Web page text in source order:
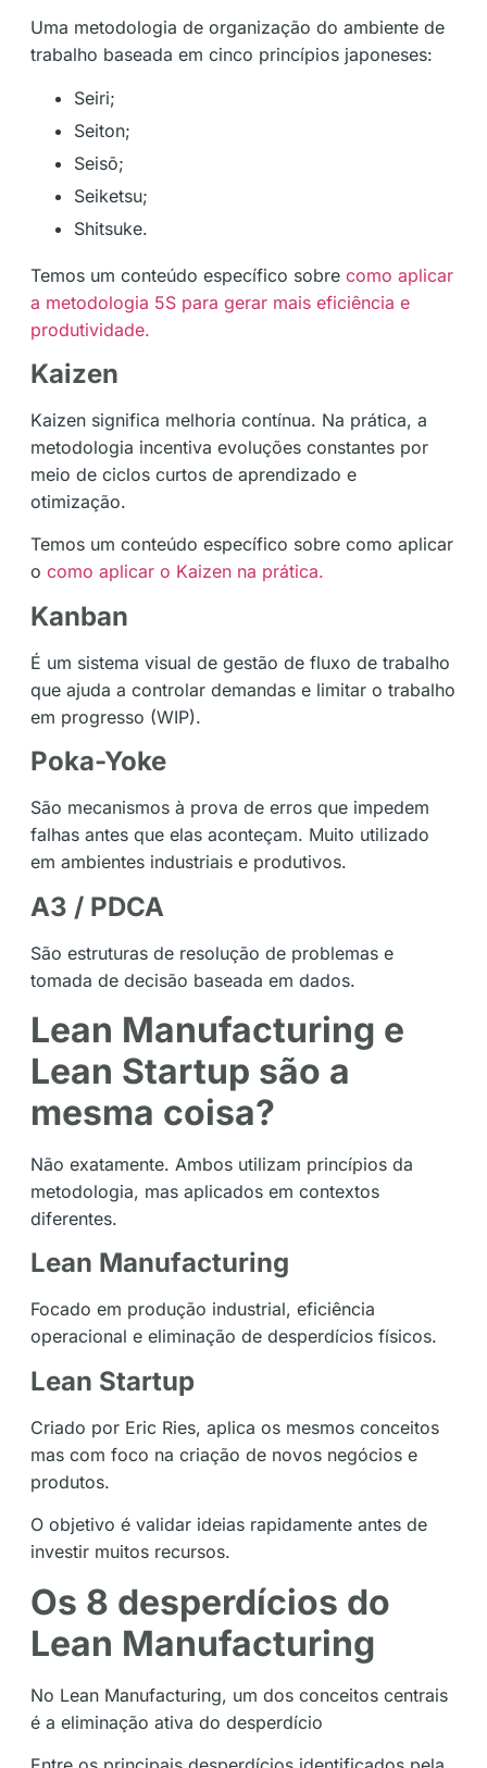
Uma metodologia de organização do ambiente de
trabalho baseada em cinco princípios japoneses:
Seiri;
Seiton;
Seisō;
Seiketsu;
Shitsuke.
Temos um conteúdo específico sobre como aplicar
a metodologia 5S para gerar mais eficiência e
produtividade.
Kaizen
Kaizen significa melhoria contínua. Na prática, a
metodologia incentiva evoluções constantes por
meio de ciclos curtos de aprendizado e
otimização.
Temos um conteúdo específico sobre como aplicar
o como aplicar o Kaizen na prática.
Kanban
É um sistema visual de gestão de fluxo de trabalho
que ajuda a controlar demandas e limitar o trabalho
em progresso (WIP).
Poka-Yoke
São mecanismos à prova de erros que impedem
falhas antes que elas aconteçam. Muito utilizado
em ambientes industriais e produtivos.
A3 / PDCA
São estruturas de resolução de problemas e
tomada de decisão baseada em dados.
Lean Manufacturing e
Lean Startup são a
mesma coisa?
Não exatamente. Ambos utilizam princípios da
metodologia, mas aplicados em contextos
diferentes.
Lean Manufacturing
Focado em produção industrial, eficiência
operacional e eliminação de desperdícios físicos.
Lean Startup
Criado por Eric Ries, aplica os mesmos conceitos
mas com foco na criação de novos negócios e
produtos.
O objetivo é validar ideias rapidamente antes de
investir muitos recursos.
Os 8 desperdícios do
Lean Manufacturing
No Lean Manufacturing, um dos conceitos centrais
é a eliminação ativa do desperdício